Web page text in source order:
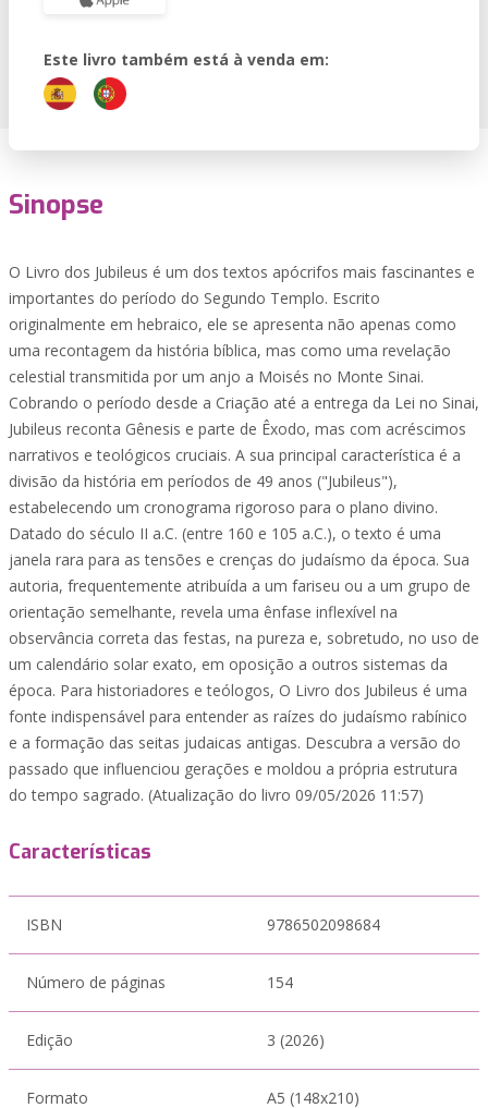
Este livro também está à venda em:
Sinopse
O Livro dos Jubileus é um dos textos apócrifos mais fascinantes e
importantes do período do Segundo Templo. Escrito
originalmente em hebraico, ele se apresenta não apenas como
uma recontagem da história bíblica, mas como uma revelação
celestial transmitida por um anjo a Moisés no Monte Sinai.
Cobrando o período desde a Criação até a entrega da Lei no Sinai,
Jubileus reconta Gênesis e parte de Êxodo, mas com acréscimos
narrativos e teológicos cruciais. A sua principal característica é a
divisão da história em períodos de 49 anos ("Jubileus"),
estabelecendo um cronograma rigoroso para o plano divino.
Datado do século II a.C. (entre 160 e 105 a.C.), o texto é uma
janela rara para as tensões e crenças do judaísmo da época. Sua
autoria, frequentemente atribuída a um fariseu ou a um grupo de
orientação semelhante, revela uma ênfase inflexível na
observância correta das festas, na pureza e, sobretudo, no uso de
um calendário solar exato, em oposição a outros sistemas da
época. Para historiadores e teólogos, O Livro dos Jubileus é uma
fonte indispensável para entender as raízes do judaísmo rabínico
e a formação das seitas judaicas antigas. Descubra a versão do
passado que influenciou gerações e moldou a própria estrutura
do tempo sagrado. (Atualização do livro 09/05/2026 11:57)
Características
ISBN 9786502098684
Número de páginas 154
Edição 3 (2026)
Formato A5 (148x210)